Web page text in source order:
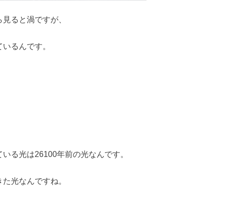
ると渦ですが、
るんです。
る光は26100年前の光なんです。
光なんですね。